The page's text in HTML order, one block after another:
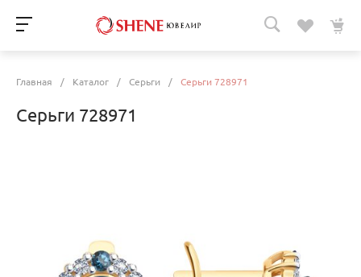
Главная / Каталог / Серьги / Серьги 728971
Серьги 728971